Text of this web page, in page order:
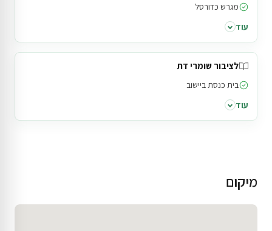
מגרש כדורסל
עוד
לציבור שומרי דת
בית כנסת ביישוב
עוד
מיקום